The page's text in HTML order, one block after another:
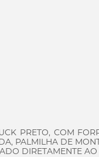
PRETO, COM
PALMILHA DE
DIRETAMENTE